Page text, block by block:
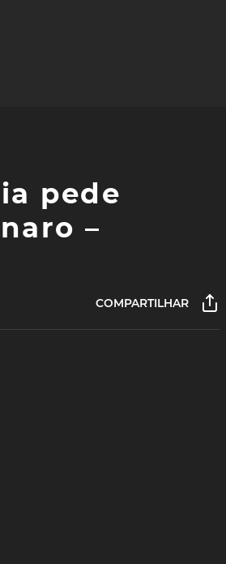
pede
–
COMPARTILHAR